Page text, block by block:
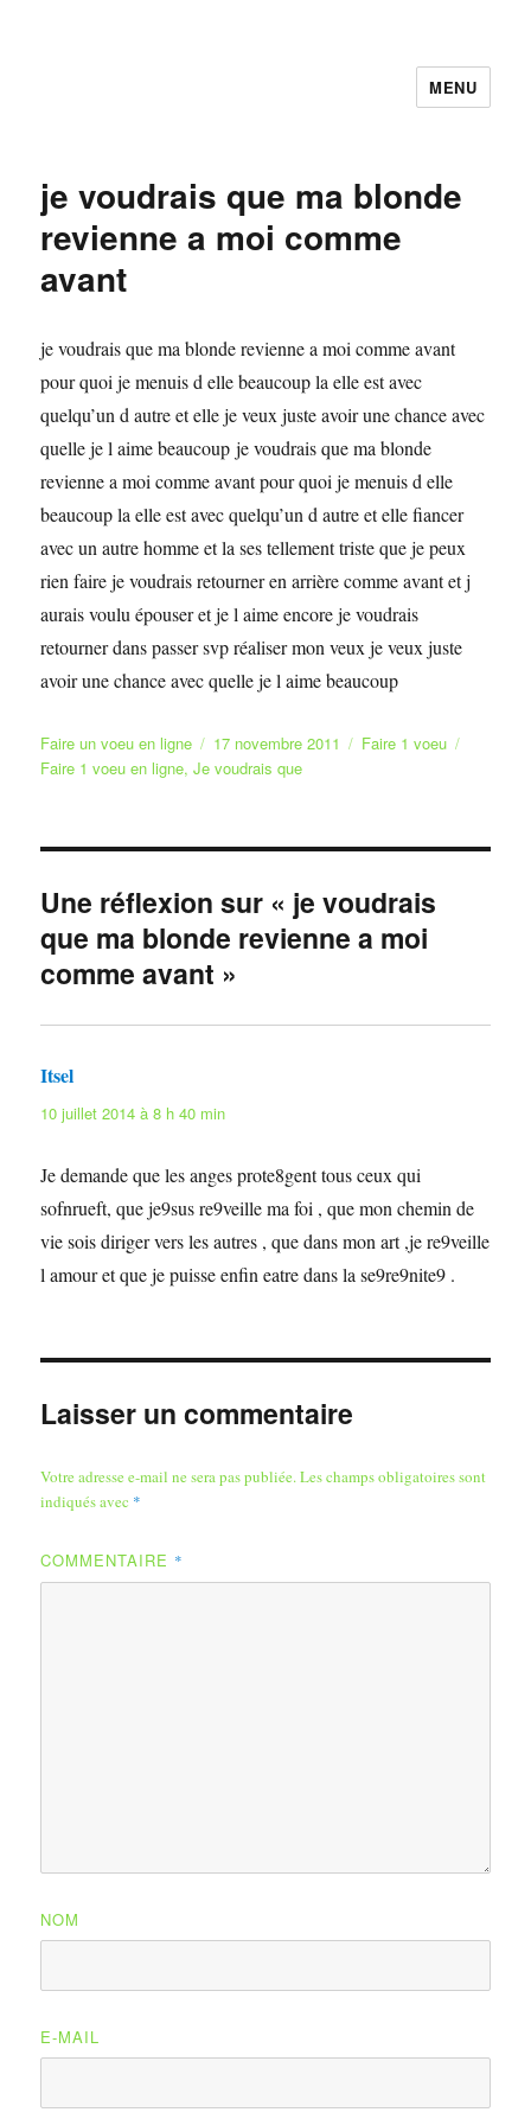
Faire et Ecrire un voeu gratuitement
MENU
je voudrais que ma blonde
revienne a moi comme
avant
je voudrais que ma blonde revienne a moi comme avant
pour quoi je menuis d elle beaucoup la elle est avec
quelqu’un d autre et elle je veux juste avoir une chance avec
quelle je l aime beaucoup je voudrais que ma blonde
revienne a moi comme avant pour quoi je menuis d elle
beaucoup la elle est avec quelqu’un d autre et elle fiancer
avec un autre homme et la ses tellement triste que je peux
rien faire je voudrais retourner en arrière comme avant et j
aurais voulu épouser et je l aime encore je voudrais
retourner dans passer svp réaliser mon veux je veux juste
avoir une chance avec quelle je l aime beaucoup
Auteur
Faire un voeu en ligne
Publié
le
17 novembre 2011 Catégories
Faire 1 voeu
Faire 1 voeu en ligne,Je voudrais que
Une réflexion sur « je voudrais
que ma blonde revienne a moi
comme avant »
Itsel
10 juillet 2014 à 8 h 40 min
Je demande que les anges prote8gent tous ceux qui
sofnrueft, que je9sus re9veille ma foi , que mon chemin de
vie sois diriger vers les autres , que dans mon art ,je re9veille
l amour et que je puisse enfin eatre dans la se9re9nite9 .
Laisser un commentaire
Votre adresse e-mail ne sera pas publiée.Les champs obligatoires sont
indiqués avec *
COMMENTAIRE *
NOM
E-MAIL